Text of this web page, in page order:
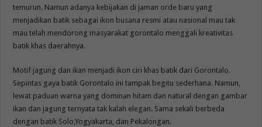
temurun. Namun adanya kebijakan di jaman orde baru yang
menjadikan batik sebagai ikon busana resmi atau nasional mau tak
mau telah mendorong masyarakat gorontalo menggali kreativitas
batik khas daerahnya.
Motif jagung dan ikan menjadi ikon ciri khas batik dari Gorontalo.
Sepintas gaya batik Gorontalo ini tampak begitu sederhana. Namun,
lewat paduan warna yang dominan hitam dan natural dengan gambar
ikan dan jagung ternyata tak kalah elegan. Sama sekali berbeda
dengan batik Solo,Yogyakarta, dan Pekalongan.